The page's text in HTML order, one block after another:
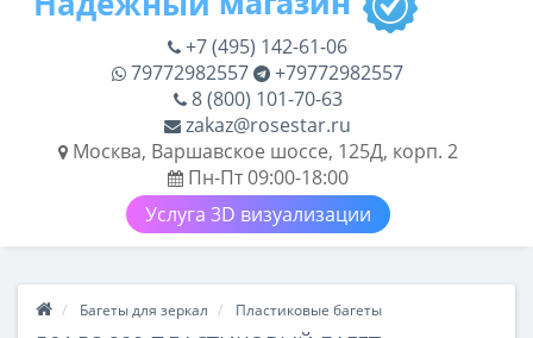
+7 (495) 142-61-06
79772982557
+79772982557
8 (800) 101-70-63
zakaz@rosestar.ru
Москва, Варшавское шоссе, 125Д, корп. 2
Пн-Пт 09:00-18:00
Услуга 3D визуализации
Багеты для зеркал Пластиковые багеты